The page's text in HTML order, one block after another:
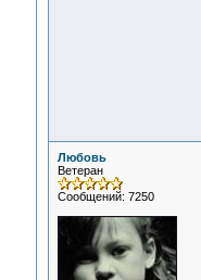
Любовь
Ветеран
Сообщений: 7250